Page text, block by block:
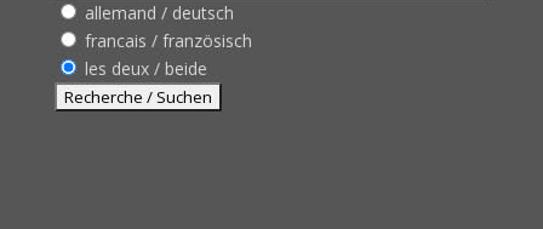
allemand / deutsch
francais / französisch
les deux / beide